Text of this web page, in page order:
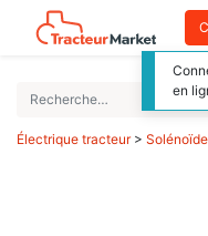
Électrique tracteur>
en